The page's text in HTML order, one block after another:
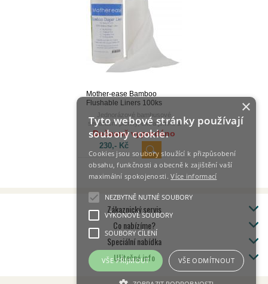
Mother-ease Bamboo
Flushable Liners 100ks
Jednorázové bambusové
separační plenky, extra jemné a
rozložitelné
Dočasně vyprodáno
230,- Kč
Zákaznický servis
Co nabízíme?
Speciální nabídka
Užitečné info
×
Tyto webové stránky používají
soubory cookie.
Cookies jsou soubory sloužící k přizpůsobení
obsahu, funkčnosti a obecně k zajištění vaší
maximální spokojenosti.Více informací
NEZBYTNĚ NUTNÉ SOUBORY
VÝKONOVÉ SOUBORY
SOUBORY CÍLENÍ
VŠE PŘIJMOUT VŠE ODMÍTNOUT